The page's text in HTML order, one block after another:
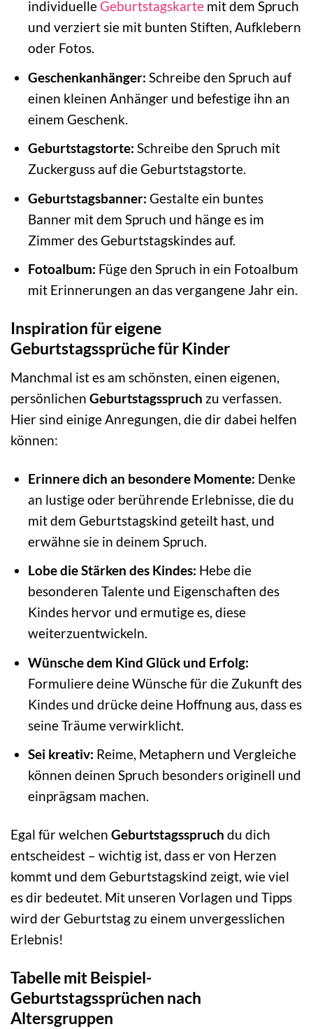
individuelle Geburtstagskartemit dem Spruch
und verziert sie mit bunten Stiften, Aufklebern
oder Fotos.
Geschenkanhänger: Schreibe den Spruch auf
einen kleinen Anhänger und befestige ihn an
einem Geschenk.
Geburtstagstorte: Schreibe den Spruch mit
Zuckerguss auf die Geburtstagstorte.
Geburtstagsbanner: Gestalte ein buntes
Banner mit dem Spruch und hänge es im
Zimmer des Geburtstagskindes auf.
Fotoalbum: Füge den Spruch in ein Fotoalbum
mit Erinnerungen an das vergangene Jahr ein.
Inspiration für eigene
Geburtstagssprüche für Kinder
Manchmal ist es am schönsten, einen eigenen,
persönlichen Geburtstagsspruch zu verfassen.
Hier sind einige Anregungen, die dir dabei helfen
können:
Erinnere dich an besondere Momente: Denke
an lustige oder berührende Erlebnisse, die du
mit dem Geburtstagskind geteilt hast, und
erwähne sie in deinem Spruch.
Lobe die Stärken des Kindes: Hebe die
besonderen Talente und Eigenschaften des
Kindes hervor und ermutige es, diese
weiterzuentwickeln.
Wünsche dem Kind Glück und Erfolg:
Formuliere deine Wünsche für die Zukunft des
Kindes und drücke deine Hoffnung aus, dass es
seine Träume verwirklicht.
Sei kreativ: Reime, Metaphern und Vergleiche
können deinen Spruch besonders originell und
einprägsam machen.
Egal für welchen Geburtstagsspruch du dich
entscheidest – wichtig ist, dass er von Herzen
kommt und dem Geburtstagskind zeigt, wie viel
es dir bedeutet. Mit unseren Vorlagen und Tipps
wird der Geburtstag zu einem unvergesslichen
Erlebnis!
Tabelle mit Beispiel-
Geburtstagssprüchen nach
Altersgruppen